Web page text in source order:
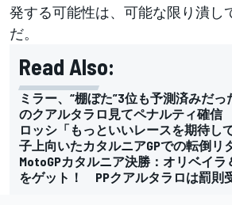
発する可能性は、可能な限り潰し
だ。
Read Also:
ミラー、“棚ぼた”3位も予測済みだ
のクアルタラロ見てペナルティ確信
ロッシ「もっといいレースを期待
子上向いたカタルニアGPでの転倒リ
MotoGPカタルニア決勝：オリベイラ
をゲット！ PPクアルタラロは罰則